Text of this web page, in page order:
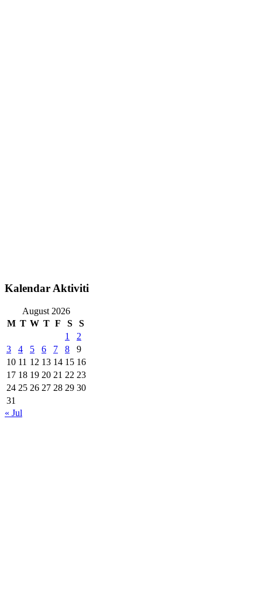
Kalendar Aktiviti
August 2026
M T W T F S
S
1
2
3
4 5 6 7 8
9
10 11 12 13 14 15 16
17 18 19 20 21 22 23
24 25 26 27 28 29 30
31
« Jul